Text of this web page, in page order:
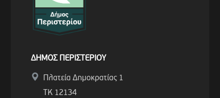
ΔΗΜΟΣ ΠΕΡΙΣΤΕΡΙΟΥ
Πλατεία Δημοκρατίας 1
ΤΚ 12134